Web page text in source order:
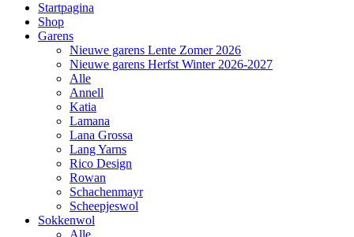
Startpagina
Shop
Garens
Nieuwe garens Lente Zomer 2026
Nieuwe garens Herfst Winter 2026-2027
Alle
Annell
Katia
Lamana
Lana Grossa
Lang Yarns
Rico Design
Rowan
Schachenmayr
Scheepjeswol
Sokkenwol
Alle